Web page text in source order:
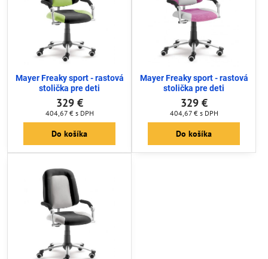
Mayer Freaky sport - rastová
stolička pre deti
329 €
404,67 € s DPH
Do košíka
Mayer Freaky sport - rastová
stolička pre deti
329 €
404,67 € s DPH
Do košíka